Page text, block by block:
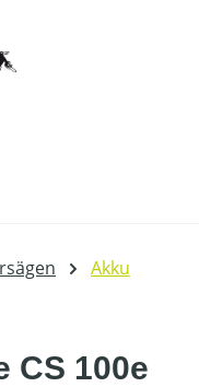
Akku
CS 100e